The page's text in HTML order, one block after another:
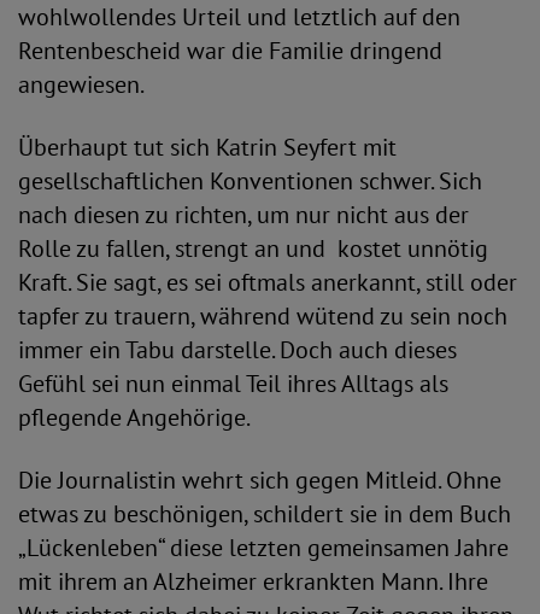
wohlwollendes Urteil und letztlich auf den
Rentenbescheid war die Familie dringend
angewiesen.
Überhaupt tut sich Katrin Seyfert mit
gesellschaftlichen Konventionen schwer. Sich
nach diesen zu richten, um nur nicht aus der
Rolle zu fallen, strengt an und kostet unnötig
Kraft. Sie sagt, es sei oftmals anerkannt, still oder
tapfer zu trauern, während wütend zu sein noch
immer ein Tabu darstelle. Doch auch dieses
Gefühl sei nun einmal Teil ihres Alltags als
pflegende Angehörige.
Die Journalistin wehrt sich gegen Mitleid. Ohne
etwas zu beschönigen, schildert sie in dem Buch
„Lückenleben“ diese letzten gemeinsamen Jahre
mit ihrem an Alzheimer erkrankten Mann. Ihre